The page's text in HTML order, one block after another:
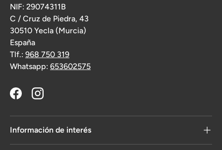
NIF: 29074311B
C / Cruz de Piedra, 43
30510 Yecla (Murcia)
España
Tlf.: 968 750 319
Whatsapp: 653602575
FacebookInstagram
Información de interés